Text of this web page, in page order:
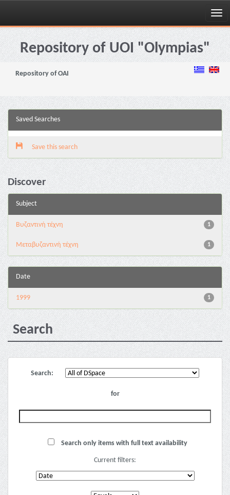
Skip
navigationRepository of UOI "Olympias"
Repository of OAI
Saved Searches
Save this search
Discover
Subject
1
Βυζαντινή τέχνη
1
Μεταβυζαντινή τέχνη
Date
1
1999
Search
Search:
for
Search only items with full text availability
Current filters: